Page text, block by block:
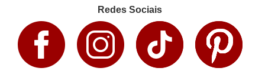
Redes Sociais